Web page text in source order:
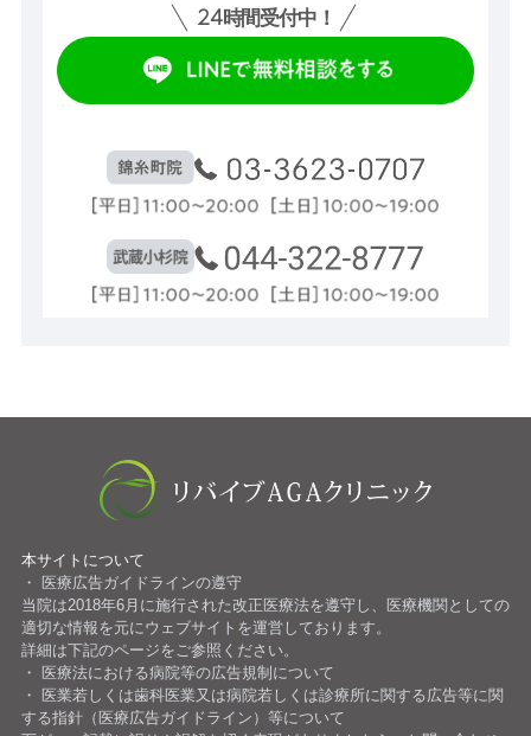
24時間受付中！
本サイトについて
医療広告ガイドラインの遵守
当院は2018年6月に施行された改正医療法を遵守し、医療機関としての
適切な情報を元にウェブサイトを運営しております。
詳細は下記のページをご参照ください。
医療法における病院等の広告規制について
医業若しくは歯科医業又は病院若しくは診療所に関する広告等に関
する指針（医療広告ガイドライン）等について